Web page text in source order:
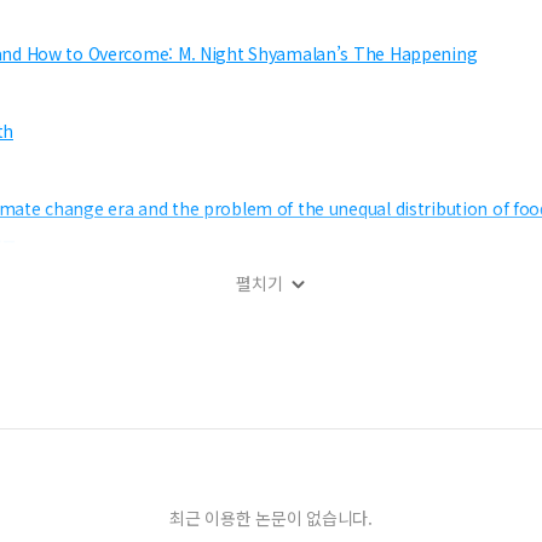
How to Overcome: M. Night Shyamalan’s The Happening
change era and the problem of the unequal distribution of
Analysis of Ji-ha Kim’s Diet Writing
펼치기
최근 이용한 논문이 없습니다.